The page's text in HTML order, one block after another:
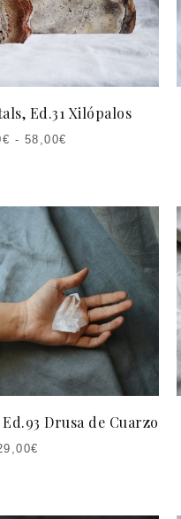
Ed.31 Xilópalos
€ - 58,00€
Drusa de Cuarzo
€